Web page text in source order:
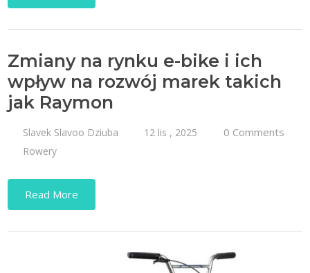
Zmiany na rynku e-bike i ich
wpływ na rozwój marek takich
jak Raymon
Slavek Slavoo Dziuba 12 lis , 2025 0 Comments
Rowery
Read More